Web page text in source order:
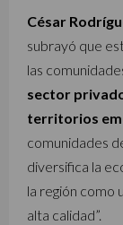
César
subrayó que
las
sector
territorios
comunidades
diversifica la
la región como
alta calidad”.